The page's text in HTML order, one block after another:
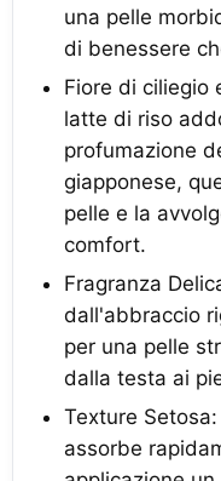
una pelle
di benessere
Fiore di ciliegio
latte di riso
profumazione
giapponese,
pelle e la
comfort.
Fragranza
dall'abbraccio
per una pelle
dalla testa ai
Texture
assorbe